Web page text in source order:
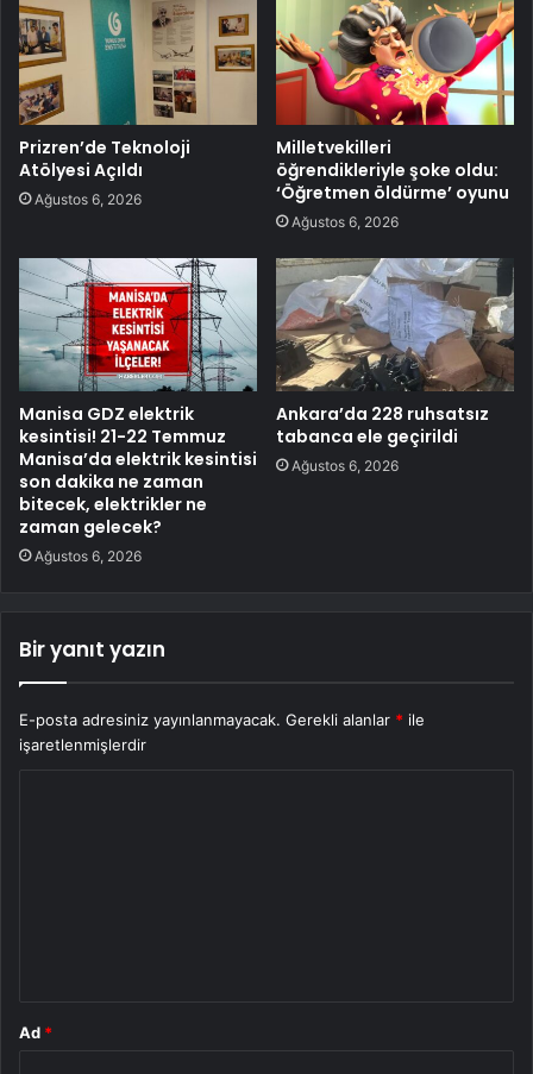
Prizren’de Teknoloji
Atölyesi Açıldı
Ağustos 6, 2026
Milletvekilleri
öğrendikleriyle şoke oldu:
‘Öğretmen öldürme’ oyunu
Ağustos 6, 2026
Manisa GDZ elektrik
kesintisi! 21-22 Temmuz
Manisa’da elektrik kesintisi
son dakika ne zaman
bitecek, elektrikler ne
zaman gelecek?
Ağustos 6, 2026
Ankara’da 228 ruhsatsız
tabanca ele geçirildi
Ağustos 6, 2026
Bir yanıt yazın
E-posta adresiniz yayınlanmayacak. Gerekli alanlar * ile
işaretlenmişlerdir
Ad *